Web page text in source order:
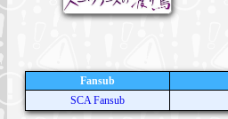
Fansub
SCA Fansub